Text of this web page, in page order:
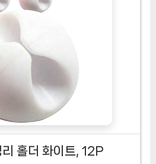
홀더 화이트, 12P